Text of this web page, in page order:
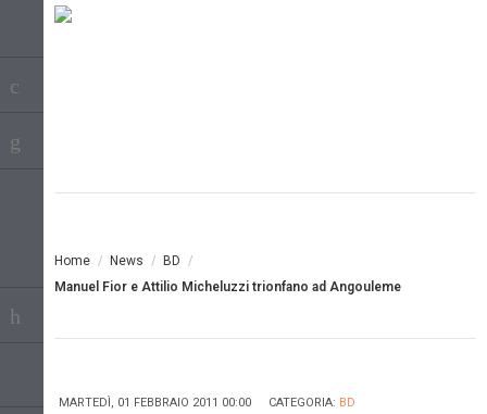
Home / News / BD /
Manuel Fior e Attilio Micheluzzi trionfano ad Angouleme
MARTEDÌ, 01 FEBBRAIO 2011 00:00 CATEGORIA: BD